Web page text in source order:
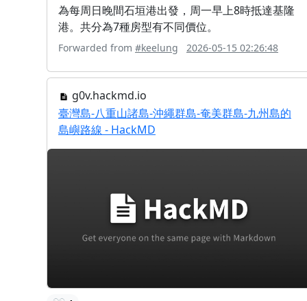
為每周日晚間石垣港出發，周一早上8時抵達基隆
港。共分為7種房型有不同價位。
Forwarded from #keelung 2026-05-15 02:26:48
g0v.hackmd.io
臺灣島-八重山諸島-沖繩群島-奄美群島-九州島的
島嶼路線 - HackMD